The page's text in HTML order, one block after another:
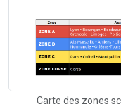
Carte des zones